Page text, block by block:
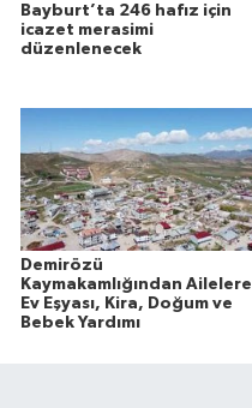
Bayburt’ta 246 hafız için
icazet merasimi
düzenlenecek
Demirözü
Kaymakamlığından Ailelere
Ev Eşyası, Kira, Doğum ve
Bebek Yardımı